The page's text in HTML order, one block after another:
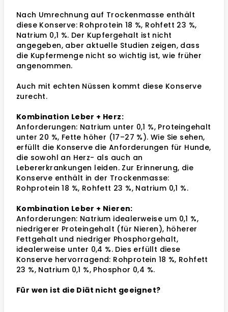
Nach Umrechnung auf Trockenmasse enthält
diese Konserve: Rohprotein 18 %, Rohfett 23 %,
Natrium 0,1 %. Der Kupfergehalt ist nicht
angegeben, aber aktuelle Studien zeigen, dass
die Kupfermenge nicht so wichtig ist, wie früher
angenommen.
Auch mit echten Nüssen kommt diese Konserve
zurecht.
Kombination Leber + Herz:
Anforderungen: Natrium unter 0,1 %, Proteingehalt
unter 20 %, Fette höher (17–27 %). Wie Sie sehen,
erfüllt die Konserve die Anforderungen für Hunde,
die sowohl an Herz- als auch an
Lebererkrankungen leiden. Zur Erinnerung, die
Konserve enthält in der Trockenmasse:
Rohprotein 18 %, Rohfett 23 %, Natrium 0,1 %.
Kombination Leber + Nieren:
Anforderungen: Natrium idealerweise um 0,1 %,
niedrigerer Proteingehalt (für Nieren), höherer
Fettgehalt und niedriger Phosphorgehalt,
idealerweise unter 0,4 %. Dies erfüllt diese
Konserve hervorragend: Rohprotein 18 %, Rohfett
23 %, Natrium 0,1 %, Phosphor 0,4 %.
Für wen ist die Diät nicht geeignet?